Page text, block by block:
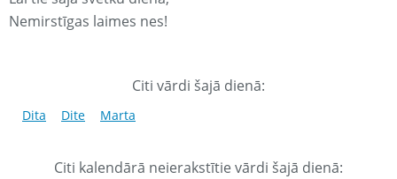
Nemirstīgas laimes nes!
Citi vārdi šajā dienā:
Dita Dite Marta
Citi kalendārā neierakstītie vārdi šajā dienā: